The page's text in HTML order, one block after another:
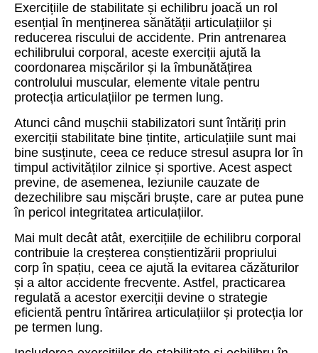
Exercițiile de stabilitate și echilibru joacă un rol
esențial în menținerea sănătății articulațiilor și
reducerea riscului de accidente. Prin antrenarea
echilibrului corporal, aceste exerciții ajută la
coordonarea mișcărilor și la îmbunătățirea
controlului muscular, elemente vitale pentru
protecția articulațiilor pe termen lung.
Atunci când mușchii stabilizatori sunt întăriți prin
exerciții stabilitate bine țintite, articulațiile sunt mai
bine susținute, ceea ce reduce stresul asupra lor în
timpul activităților zilnice și sportive. Acest aspect
previne, de asemenea, leziunile cauzate de
dezechilibre sau mișcări bruște, care ar putea pune
în pericol integritatea articulațiilor.
Mai mult decât atât, exercițiile de echilibru corporal
contribuie la creșterea conștientizării propriului
corp în spațiu, ceea ce ajută la evitarea căzăturilor
și a altor accidente frecvente. Astfel, practicarea
regulată a acestor exerciții devine o strategie
eficientă pentru întărirea articulațiilor și protecția lor
pe termen lung.